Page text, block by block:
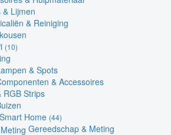
& Lijmen
& Reiniging
(10)
& Spots
& Accessoires
RGB Strips
Home (44)
Gereedschap & Meting